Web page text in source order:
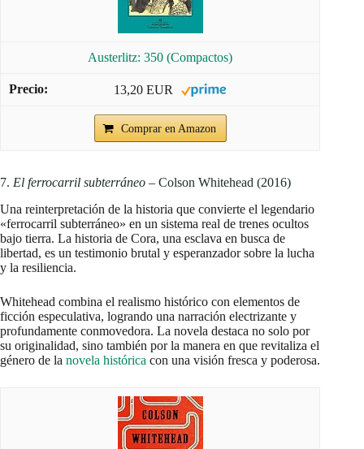
Austerlitz: 350 (Compactos)
13,20 EUR
Comprar en Amazon
7. El ferrocarril subterráneo – Colson Whitehead (2016)
Una reinterpretación de la historia que convierte el legendario
«ferrocarril subterráneo» en un sistema real de trenes ocultos
bajo tierra. La historia de Cora, una esclava en busca de
libertad, es un testimonio brutal y esperanzador sobre la lucha
y la resiliencia.
Whitehead combina el realismo histórico con elementos de
ficción especulativa, logrando una narración electrizante y
profundamente conmovedora. La novela destaca no solo por
su originalidad, sino también por la manera en que revitaliza el
género de la novela histórica con una visión fresca y poderosa.